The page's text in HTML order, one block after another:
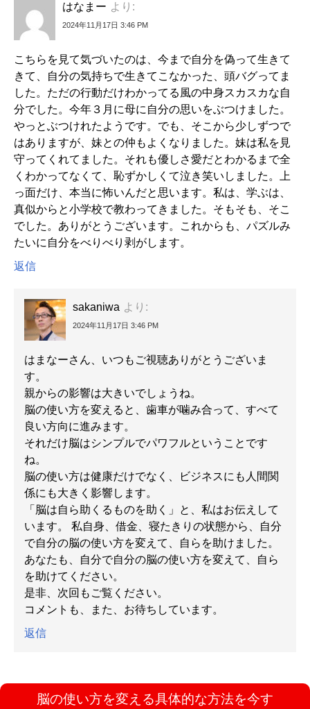
はなまー より:
2024年11月17日 3:46 PM
こちらを見て気づいたのは、今まで自分を偽って生きて
きて、自分の気持ちで生きてこなかった、頭バグってま
した。ただの行動だけわかってる風の中身スカスカな自
分でした。今年３月に母に自分の思いをぶつけました。
やっとぶつけれたようです。でも、そこから少しずつで
はありますが、妹との仲もよくなりました。妹は私を見
守ってくれてました。それも優しさ愛だとわかるまで全
くわかってなくて、恥ずかしくて泣き笑いしました。上
っ面だけ、本当に怖いんだと思います。私は、学ぶは、
真似からと小学校で教わってきました。そもそも、そこ
でした。ありがとうございます。これからも、パズルみ
たいに自分をべりべり剥がします。
返信
sakaniwa より:
2024年11月17日 3:46 PM
はまなーさん、いつもご視聴ありがとうございま
す。
親からの影響は大きいでしょうね。
脳の使い方を変えると、歯車が噛み合って、すべて
良い方向に進みます。
それだけ脳はシンプルでパワフルということです
ね。
脳の使い方は健康だけでなく、ビジネスにも人間関
係にも大きく影響します。
「脳は自ら助くるものを助く」と、私はお伝えして
います。 私自身、借金、寝たきりの状態から、自分
で自分の脳の使い方を変えて、自らを助けました。
あなたも、自分で自分の脳の使い方を変えて、自ら
を助けてください。
是非、次回もご覧ください。
コメントも、また、お待ちしています。
返信
脳の使い方を変える具体的な方法を今す